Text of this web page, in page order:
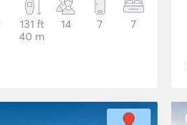
131 ft
40 m
14 7 7